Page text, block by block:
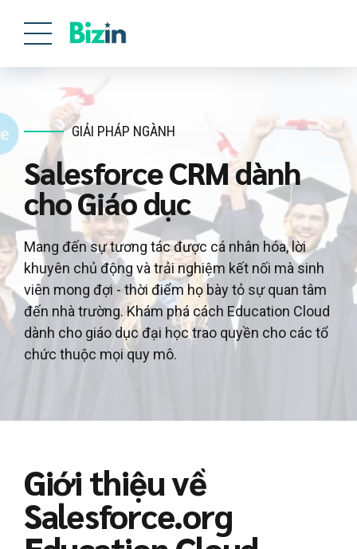
GIẢI PHÁP NGÀNH
Salesforce CRM dành
cho Giáo dục
Mang đến sự tương tác được cá nhân hóa, lời
khuyên chủ động và trải nghiệm kết nối mà sinh
viên mong đợi - thời điểm họ bày tỏ sự quan tâm
đến nhà trường. Khám phá cách Education Cloud
dành cho giáo dục đại học trao quyền cho các tổ
chức thuộc mọi quy mô.
Giới thiệu về
Salesforce.org